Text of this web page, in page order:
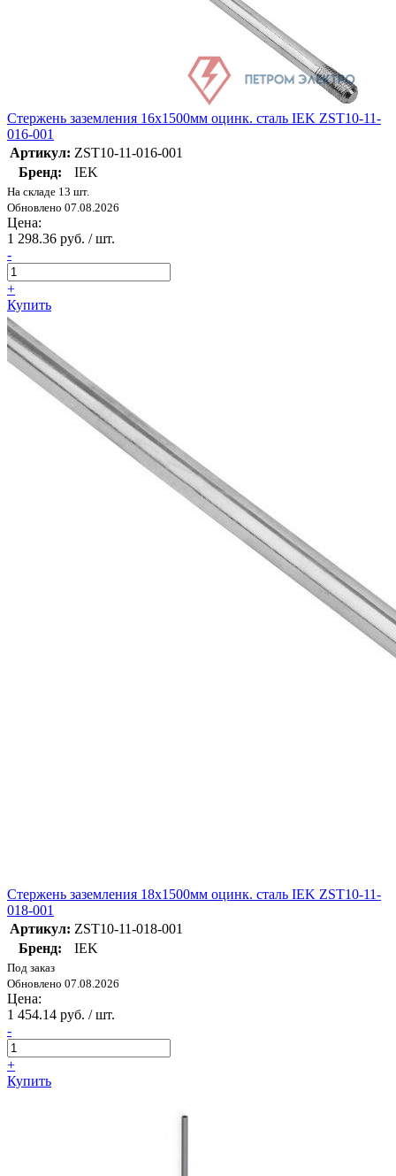
Стержень заземления 16х1500мм оцинк. сталь IEK ZST10-11-
016-001
Артикул: ZST10-11-016-001
Бренд:
IEK
На складе 13 шт.
Обновлено 07.08.2026
Цена:
1 298.36 руб. / шт.
-
+
Купить
Стержень заземления 18х1500мм оцинк. сталь IEK ZST10-11-
018-001
Артикул: ZST10-11-018-001
Бренд:
IEK
Под заказ
Обновлено 07.08.2026
Цена:
1 454.14 руб. / шт.
-
+
Купить